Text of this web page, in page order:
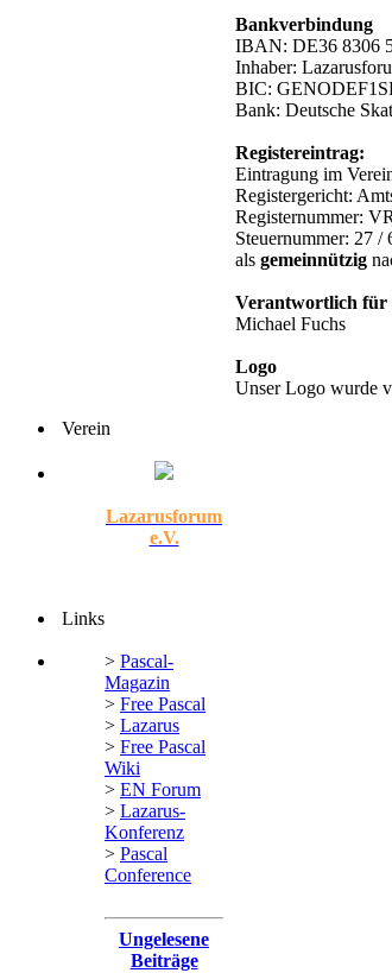
Bankverbindung
IBAN: DE36 8306
Inhaber:
BIC:
Bank: Deutsche
Registereintrag:
Eintragung im
Registergericht:
Registernummer:
Steuernummer: 27 /
als gemeinnützig
Verantwortlich für
Michael Fuchs
Logo
Unser Logo wurde
Verein
Lazarusforum
e.V.
Links
> Pascal-
Magazin
> Free Pascal
> Lazarus
> Free Pascal
Wiki
> EN Forum
> Lazarus-
Konferenz
> Pascal
Conference
Ungelesene
Beiträge